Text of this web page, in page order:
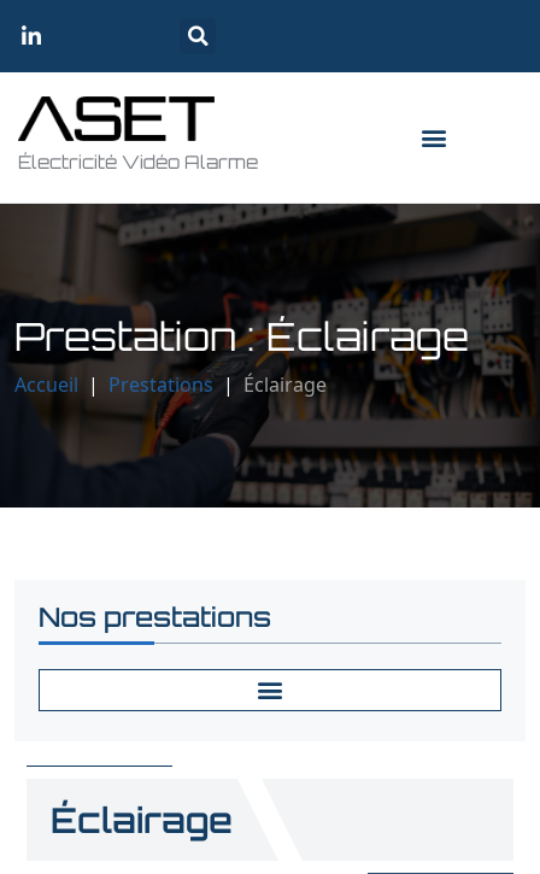
Électricité Vidéo Alarme
Prestation : Éclairage
Accueil | Prestations | Éclairage
Nos prestations
Éclairage